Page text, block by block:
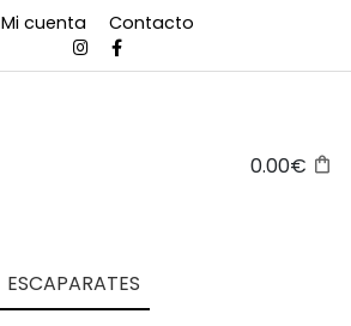
Mi cuenta Contacto
0.00€
ESCAPARATES